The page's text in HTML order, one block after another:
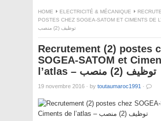
HOME ELECTRICITÉ & MÉCANIQUE
POSTES CHEZ SOGEA-SATOM ET CIMENTS DE
توظيف (2) منصب
Recrutement (2) postes
SOGEA-SATOM et
l’atlas – توظيف (2) منصب
19 novembre 2016 · by toutaumaroc1991 ·